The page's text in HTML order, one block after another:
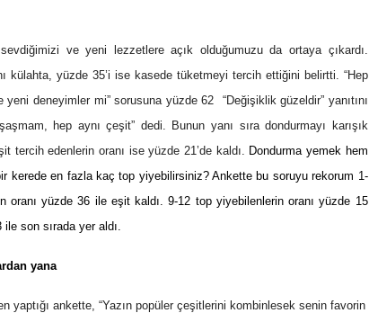
ve yeni lezzetlere açık olduğumuzu da ortaya çıkardı.
külahta, yüzde 35’i ise kasede tüketmeyi tercih ettiğini belirtti. “Hep
deneyimler mi” sorusuna yüzde 62 “Değişiklik güzeldir” yanıtını
hep aynı çeşit” dedi. Bunun yanı sıra dondurmayı karışık
tercih edenlerin oranı ise yüzde 21’de kaldı.
Dondurma yemek hem
kerede en fazla kaç top yiyebilirsiniz? Ankette bu soruyu rekorum 1-
oranı yüzde 36 ile eşit kaldı. 9-12 top yiyebilenlerin oranı yüzde 15
son sırada yer aldı.
yana
yaptığı ankette, “Yazın popüler çeşitlerini kombinlesek senin favorin